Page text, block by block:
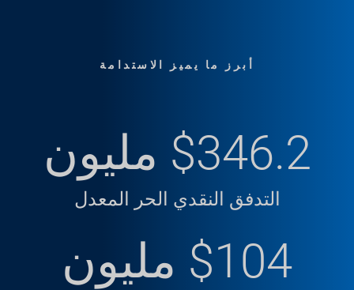
أبرز ما يميز الاستدامة
$346.2 مليون
التدفق النقدي الحر المعدل
$104 مليون